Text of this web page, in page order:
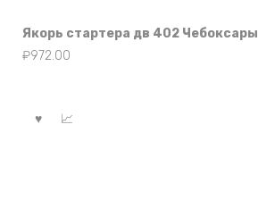
Якорь стартера дв 402 Чебоксары
₽972.00